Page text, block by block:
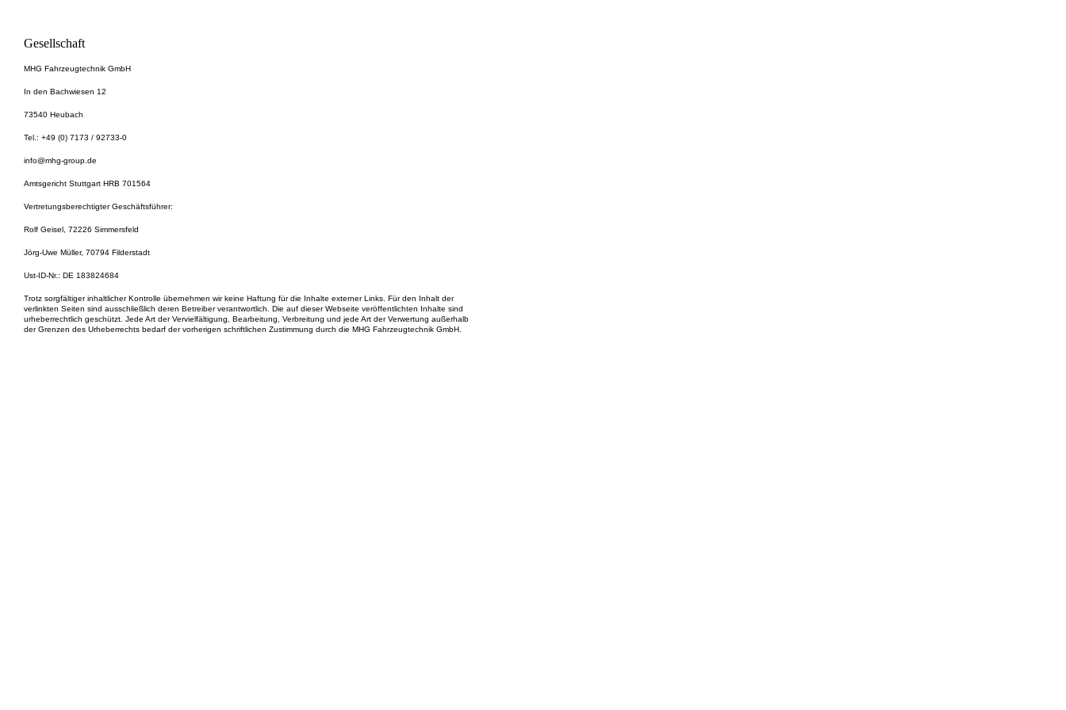
Gesellschaft
MHG Fahrzeugtechnik GmbH
In den Bachwiesen 12
73540 Heubach
Tel.: +49 (0) 7173 / 92733-0
info@mhg-group.de
Amtsgericht Stuttgart HRB 701564
Vertretungsberechtigter Geschäftsführer:
Rolf Geisel, 72226 Simmersfeld
Jörg-Uwe Müller, 70794 Filderstadt
Ust-ID-Nr.: DE 183824684
Trotz sorgfältiger inhaltlicher Kontrolle übernehmen wir keine Haftung für die Inhalte externer Links. Für den Inhalt der
verlinkten Seiten sind ausschließlich deren Betreiber verantwortlich. Die auf dieser Webseite veröffentlichten Inhalte sind
urheberrechtlich geschützt. Jede Art der Vervielfältigung, Bearbeitung, Verbreitung und jede Art der Verwertung außerhalb
der Grenzen des Urheberrechts bedarf der vorherigen schriftlichen Zustimmung durch die MHG Fahrzeugtechnik GmbH.